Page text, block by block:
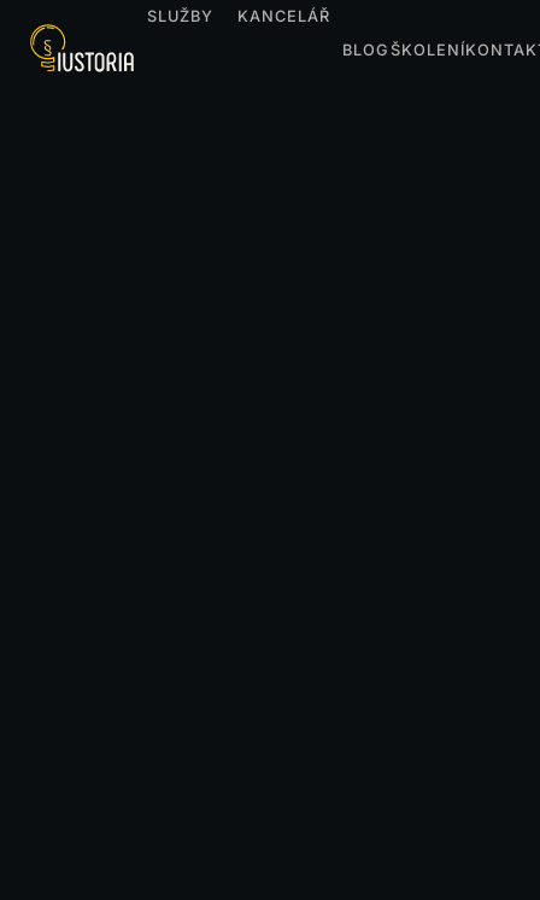
SLUŽBY
KANCELÁŘ
BLOG ŠKOLENÍ